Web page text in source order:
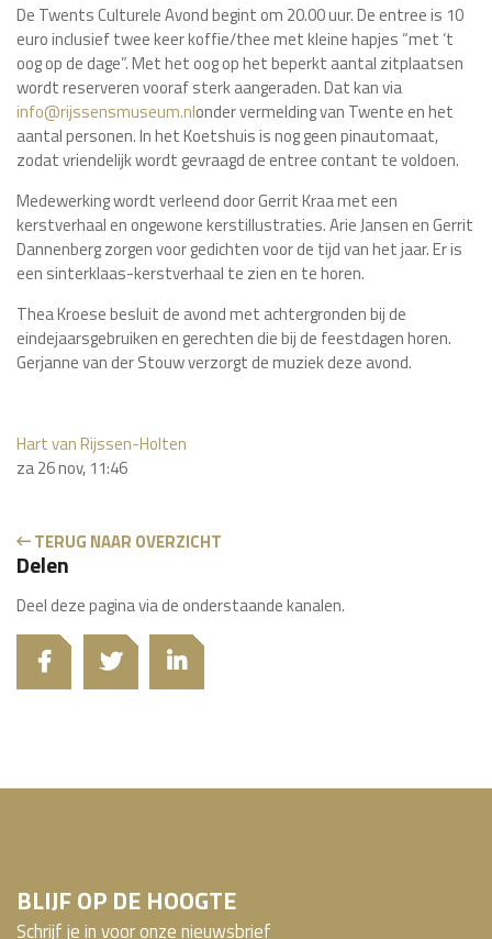
De Twents Culturele Avond begint om 20.00 uur. De entree is 10
euro inclusief twee keer koffie/thee met kleine hapjes “met ‘t
oog op de dage”. Met het oog op het beperkt aantal zitplaatsen
wordt reserveren vooraf sterk aangeraden. Dat kan via
info@rijssensmuseum.nlonder vermelding van Twente en het
aantal personen. In het Koetshuis is nog geen pinautomaat,
zodat vriendelijk wordt gevraagd de entree contant te voldoen.
Medewerking wordt verleend door Gerrit Kraa met een
kerstverhaal en ongewone kerstillustraties. Arie Jansen en Gerrit
Dannenberg zorgen voor gedichten voor de tijd van het jaar. Er is
een sinterklaas-kerstverhaal te zien en te horen.
Thea Kroese besluit de avond met achtergronden bij de
eindejaarsgebruiken en gerechten die bij de feestdagen horen.
Gerjanne van der Stouw verzorgt de muziek deze avond.
Hart van Rijssen-Holten
za 26 nov, 11:46
TERUG NAAR OVERZICHT
Delen
Deel deze pagina via de onderstaande kanalen.
BLIJF OP DE HOOGTE
Schrijf je in voor onze nieuwsbrief